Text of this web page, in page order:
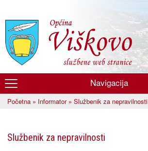
glavni
sadržaj
Općina
Viškovo
Navigacija
Početna » Informator» Službenik za nepravilnosti
Službenik za nepravilnosti